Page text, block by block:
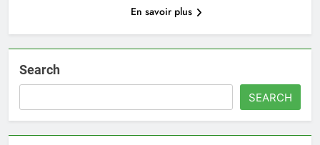
En savoir plus
Search
SEARCH